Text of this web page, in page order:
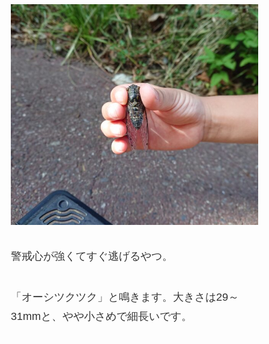
警戒心が強くてすぐ逃げるやつ。
「オーシツクツク」と鳴きます。大きさは29～
31mmと、やや小さめで細長いです。